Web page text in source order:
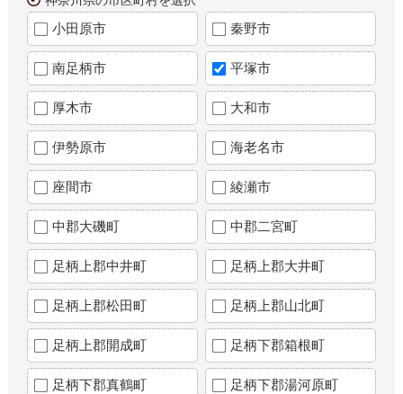
小田原市 秦野市
南足柄市 平塚市
厚木市 大和市
伊勢原市 海老名市
座間市 綾瀬市
中郡大磯町 中郡二宮町
足柄上郡中井町 足柄上郡大井町
足柄上郡松田町 足柄上郡山北町
足柄上郡開成町 足柄下郡箱根町
足柄下郡真鶴町 足柄下郡湯河原町